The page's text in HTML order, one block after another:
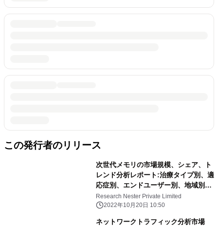
この発行者のリリース
次世代メモリの市場規模、シェア、ト
レンド分析レポート:治療タイプ別、適
応症別、エンドユーザー別、地域別、
セグメント別予測(2021~2030年)
Research Nester Private Limited
2022年10月20日 10:50
ネットワークトラフィック分析市場